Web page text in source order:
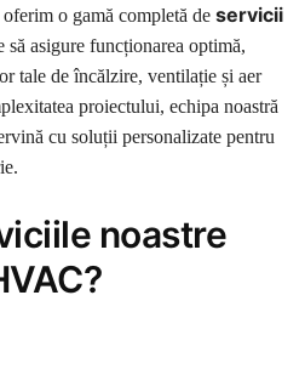
oferim o gamă completă de servicii
să asigure funcționarea optimă,
tale de încălzire, ventilație și aer
proiectului, echipa noastră
cu soluții personalizate pentru
noastre